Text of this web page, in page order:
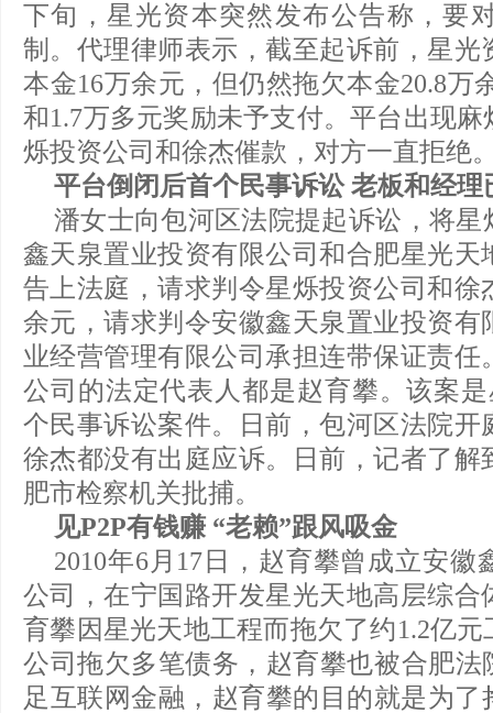
下旬，星光资本突然发布公告称，要
制。代理律师表示，截至起诉前，星光
本金16万余元，但仍然拖欠本金20.8万
和1.7万多元奖励未予支付。平台出现
烁投资公司和徐杰催款，对方一直拒绝
平台倒闭后首个民事诉讼 老板和经理
潘女士向包河区法院提起诉讼，将
鑫天泉置业投资有限公司和合肥星光天
告上法庭，请求判令星烁投资公司和徐
余元，请求判令安徽鑫天泉置业投资有
业经营管理有限公司承担连带保证责
公司的法定代表人都是赵育攀。该案
个民事诉讼案件。日前，包河区法院开
徐杰都没有出庭应诉。日前，记者了解
肥市检察机关批捕。
见P2P有钱赚 “老赖”跟风吸金
2010年6月17日，赵育攀曾成立安
公司，在宁国路开发星光天地高层综合
育攀因星光天地工程而拖欠了约1.2亿
公司拖欠多笔债务，赵育攀也被合肥法
足互联网金融，赵育攀的目的就是为了